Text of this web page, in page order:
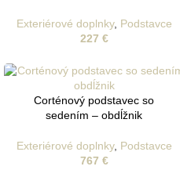
Exteriérové doplnky, Podstavce
227 €
Corténový podstavec so
sedením – obdĺžnik
Exteriérové doplnky, Podstavce
767 €